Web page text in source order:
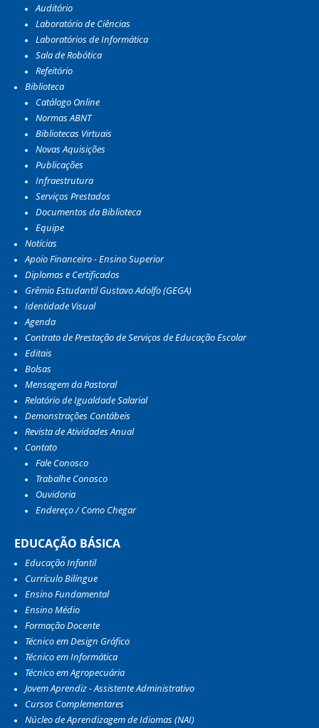
Auditório
Laboratório de Ciências
Laboratórios de Informática
Sala de Robótica
Refeitório
Biblioteca
Catálogo Online
Normas ABNT
Bibliotecas Virtuais
Novas Aquisições
Publicações
Infraestrutura
Serviços Prestados
Documentos da Biblioteca
Equipe
Notícias
Apoio Financeiro - Ensino Superior
Diplomas e Certificados
Grêmio Estudantil Gustavo Adolfo (GEGA)
Identidade Visual
Agenda
Contrato de Prestação de Serviços de Educação Escolar
Editais
Bolsas
Mensagem da Pastoral
Relatório de Igualdade Salarial
Demonstrações Contábeis
Revista de Atividades Anual
Contato
Fale Conosco
Trabalhe Conosco
Ouvidoria
Endereço / Como Chegar
EDUCAÇÃO BÁSICA
Educação Infantil
Currículo Bilíngue
Ensino Fundamental
Ensino Médio
Formação Docente
Técnico em Design Gráfico
Técnico em Informática
Técnico em Agropecuária
Jovem Aprendiz - Assistente Administrativo
Cursos Complementares
Núcleo de Aprendizagem de Idiomas (NAI)